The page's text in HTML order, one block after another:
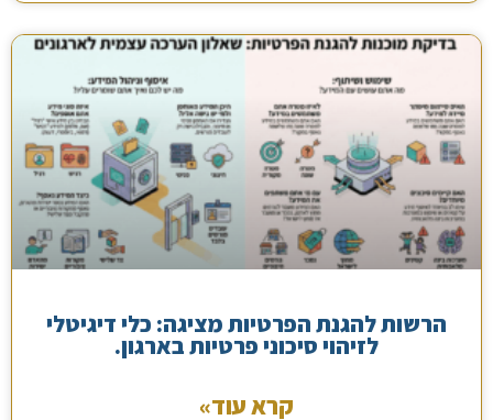
הרשות להגנת הפרטיות מציגה: כלי דיגיטלי
לזיהוי סיכוני פרטיות בארגון.
קרא עוד»